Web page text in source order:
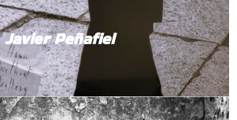
Javier Peñafiel